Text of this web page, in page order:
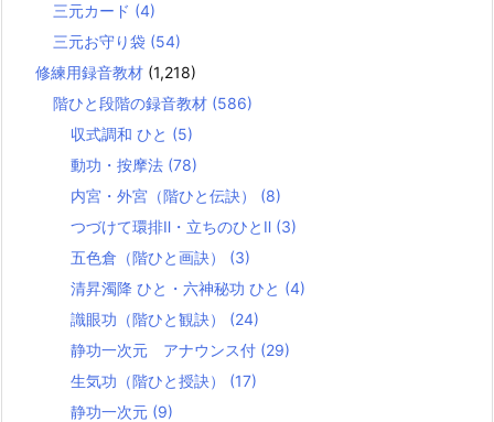
三元カード (4)
三元お守り袋 (54)
修練用録音教材 (1,218)
階ひと段階の録音教材 (586)
収式調和 ひと (5)
動功・按摩法 (78)
内宮・外宮（階ひと伝訣） (8)
つづけて環排Ⅱ・立ちのひとⅡ (3)
五色倉（階ひと画訣） (3)
清昇濁降 ひと・六神秘功 ひと (4)
識眼功（階ひと観訣） (24)
静功一次元 アナウンス付 (29)
生気功（階ひと授訣） (17)
静功一次元 (9)